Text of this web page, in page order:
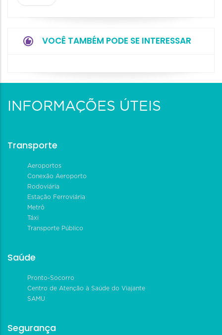
VOCÊ TAMBÉM PODE SE INTERESSAR
INFORMAÇÕES ÚTEIS
Transporte
Aeroportos
Conexão Aeroporto
Rodoviária
Estação Ferroviária
Metrô
Táxi
Transporte Público
Saúde
Pronto-Socorro
Centro de Atenção à Saúde do Viajante
SAMU
Segurança